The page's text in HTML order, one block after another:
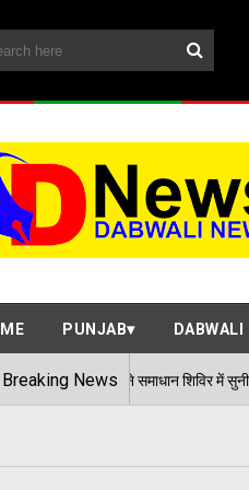
PUNJAB DABWALI
Breaking News
ने समाधान शिविर में सुनी आमजन की समस्याएं